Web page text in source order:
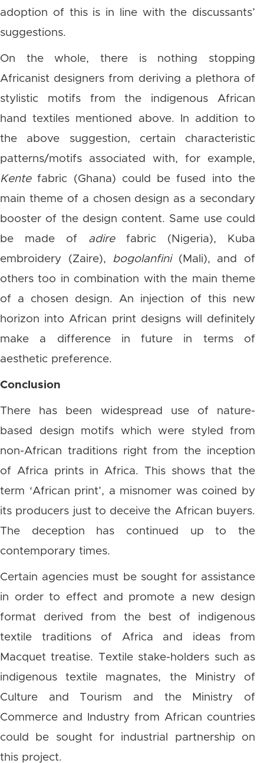
adoption of this is in line with the discussants’
suggestions.
On the whole, there is nothing stopping
Africanist designers from deriving a plethora of
stylistic motifs from the indigenous African
hand textiles mentioned above. In addition to
the above suggestion, certain characteristic
patterns/motifs associated with, for example,
Kentefabric (Ghana) could be fused into the
main theme of a chosen design as a secondary
booster of the design content. Same use could
be made of adire fabric (Nigeria), Kuba
embroidery (Zaire), bogolanfini (Mali), and of
others too in combination with the main theme
of a chosen design. An injection of this new
horizon into African print designs will definitely
make a difference in future in terms of
aesthetic preference.
Conclusion
There has been widespread use of nature-
based design motifs which were styled from
non-African traditions right from the inception
of Africa prints in Africa. This shows that the
term ‘African print’, a misnomer was coined by
its producers just to deceive the African buyers.
The deception has continued up to the
contemporary times.
Certain agencies must be sought for assistance
in order to effect and promote a new design
format derived from the best of indigenous
textile traditions of Africa and ideas from
Macquet treatise. Textile stake-holders such as
indigenous textile magnates, the Ministry of
Culture and Tourism and the Ministry of
Commerce and Industry from African countries
could be sought for industrial partnership on
this project.